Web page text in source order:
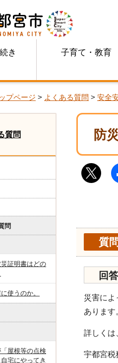
き 子育て・教育
プページ > よくある質問 > 安全
防災
質問
回答
災害によ
あります
詳しくは
宇都宮
質問
問
証明書はどの
使うのか。
屋根等の点検
宅にやってき